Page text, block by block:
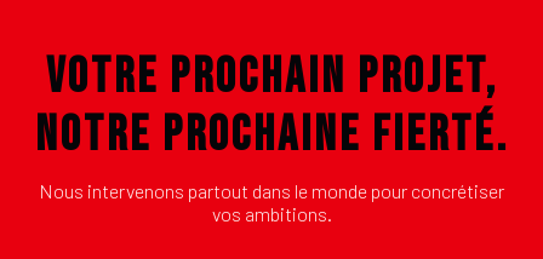
VOTRE PROCHAIN PROJET,
NOTRE PROCHAINE FIERTÉ.
Nous intervenons partout dans le monde pour concrétiser
vos ambitions.